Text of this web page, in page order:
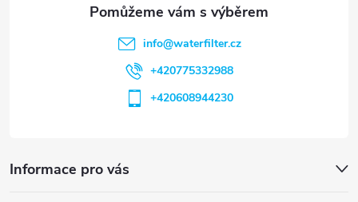
Informace pro vás
info@waterfilter.cz
+420775332988
+420608944230